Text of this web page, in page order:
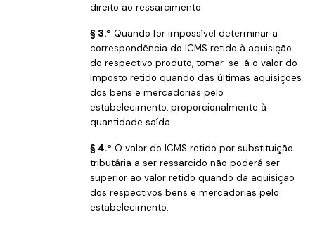
direito ao ressarcimento.
§ 3.º Quando for impossível determinar a
correspondência do ICMS retido à aquisição
do respectivo produto, tomar-se-á o valor do
imposto retido quando das últimas aquisições
dos bens e mercadorias pelo
estabelecimento, proporcionalmente à
quantidade saída.
§ 4.º O valor do ICMS retido por substituição
tributária a ser ressarcido não poderá ser
superior ao valor retido quando da aquisição
dos respectivos bens e mercadorias pelo
estabelecimento.